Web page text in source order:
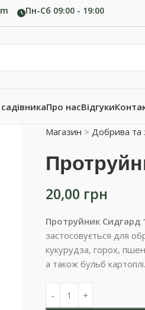
Пн-Сб 09:00 - 19:00
Про насВідгуки
Магазин > Добрива та
20,00 грн
Протруйник Сидгард
застосовується для
кукурудза, горох,
а також бульб картоплі.